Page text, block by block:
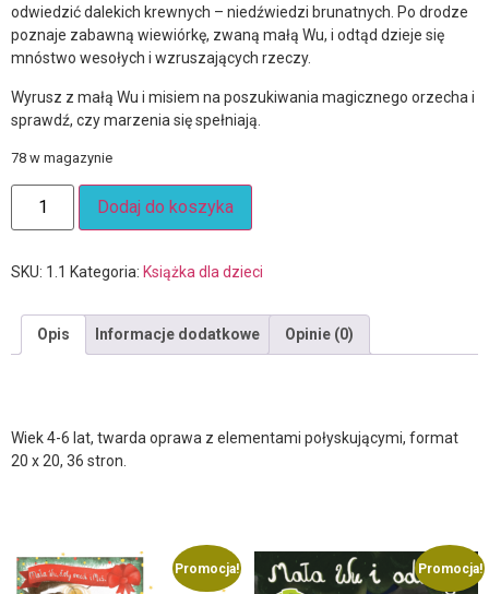
odwiedzić dalekich krewnych – niedźwiedzi brunatnych. Po drodze
poznaje zabawną wiewiórkę, zwaną małą Wu, i odtąd dzieje się
mnóstwo wesołych i wzruszających rzeczy.
Wyrusz z małą Wu i misiem na poszukiwania magicznego orzecha i
sprawdź, czy marzenia się spełniają.
78 w magazynie
Dodaj do koszyka
SKU: 1.1 Kategoria: Książka dla dzieci
Opis Informacje dodatkowe Opinie (0)
Wiek 4-6 lat, twarda oprawa z elementami połyskującymi, format
20 x 20, 36 stron.
Promocja! Promocja!